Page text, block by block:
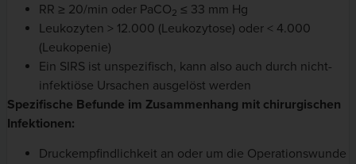
RR ≥ 20/min oder PaCO2 ≤ 33 mm Hg
Leukozyten > 12.000 (Leukozytose) oder < 4.000
(Leukopenie)
Ein SIRS ist unspezifisch, kann also auch durch nicht-
infektiöse Ursachen ausgelöst werden
Spezifische Befunde im Zusammenhang mit chirurgischen
Infektionen:
Druckempfindlichkeit an oder um die Operationswunde